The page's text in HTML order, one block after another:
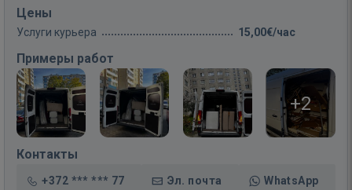
Цены
Услуги курьера 15,00€/час
Примеры работ
+2
Контакты
+372 *** *** 77 Эл. почта WhatsApp